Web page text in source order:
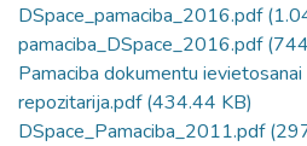
DSpace_pamaciba_2016.pdf
pamaciba_DSpace_2016.pdf
Pamaciba dokumentu
repozitarija.pdf(434.44 KB)
DSpace_Pamaciba_2011.pdf